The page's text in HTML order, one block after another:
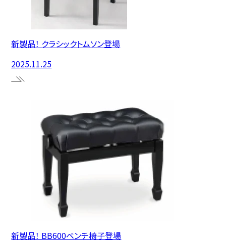
新製品！ クラシックトムソン登場
2025.11.25
新製品！ BB600ベンチ椅子登場